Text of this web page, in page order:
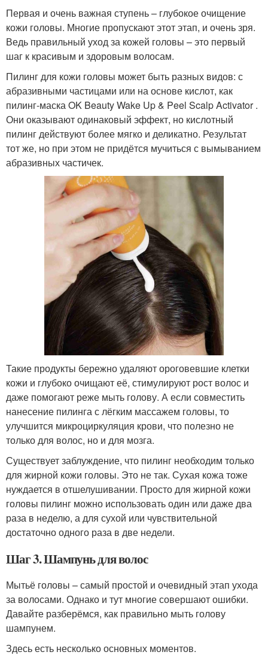
Первая и очень важная ступень – глубокое очищение
кожи головы. Многие пропускают этот этап, и очень зря.
Ведь правильный уход за кожей головы – это первый
шаг к красивым и здоровым волосам.
Пилинг для кожи головы может быть разных видов: с
абразивными частицами или на основе кислот, как
пилинг-маска OK Beauty Wake Up & Peel Scalp Activator .
Они оказывают одинаковый эффект, но кислотный
пилинг действуют более мягко и деликатно. Результат
тот же, но при этом не придётся мучиться с вымыванием
абразивных частичек.
Такие продукты бережно удаляют ороговевшие клетки
кожи и глубоко очищают её, стимулируют рост волос и
даже помогают реже мыть голову. А если совместить
нанесение пилинга с лёгким массажем головы, то
улучшится микроциркуляция крови, что полезно не
только для волос, но и для мозга.
Существует заблуждение, что пилинг необходим только
для жирной кожи головы. Это не так. Сухая кожа тоже
нуждается в отшелушивании. Просто для жирной кожи
головы пилинг можно использовать один или даже два
раза в неделю, а для сухой или чувствительной
достаточно одного раза в две недели.
Шаг 3. Шампунь для волос
Мытьё головы – самый простой и очевидный этап ухода
за волосами. Однако и тут многие совершают ошибки.
Давайте разберёмся, как правильно мыть голову
шампунем.
Здесь есть несколько основных моментов.